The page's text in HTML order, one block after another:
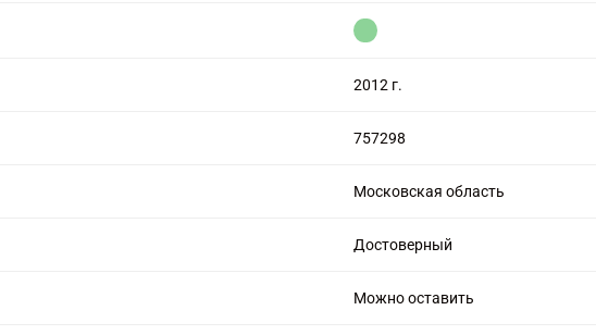
С лицензией на алмазную торговлю
2012 г.
757298
Московская область
Достоверный
Можно оставить